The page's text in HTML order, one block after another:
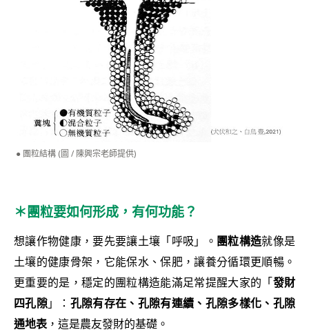
團粒結構 (圖 / 陳興宗老師提供)
＊團粒要如何形成，有何功能？
想讓作物健康，要先要讓土壤「呼吸」。 團粒構造就像是
土壤的健康骨架，它能保水、保肥，讓養分循環更順暢。
更重要的是，穩定的團粒構造能滿足常提醒大家的「發財
四孔隙」： 孔隙有存在、孔隙有連續、孔隙多樣化、孔隙
通地表，這是農友發財的基礎。